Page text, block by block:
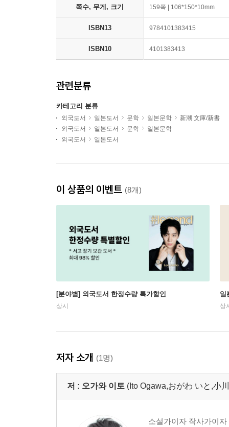
쪽수, 무게, 크기 159쪽 | 106*150*10mm
ISBN13 9784101383415
ISBN10 4101383413
관련분류
카테고리 분류
외국도서 일본도서 문학 일본문학
新潮 文庫/新書
외국도서
일본도서 문학
일본문학
외국도서
일본도서
이 상품의 이벤트 (8개)
[분야별] 외국도서 한정수량 특가할인
상시
일
상
저자 소개 (1명)
저 : 오가와 이토 (Ito Ogawa,おがわ いと,小
소설가이자 작사가이